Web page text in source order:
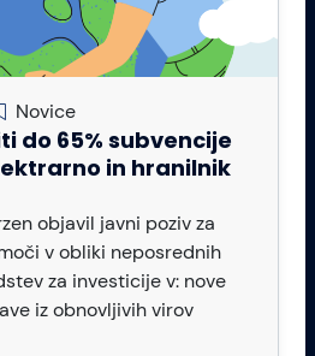
Novice
do 65% subvencije
in hranilnik
objavil javni poziv za
v obliki neposrednih
za investicije v: nove
iz obnovljivih virov